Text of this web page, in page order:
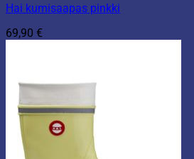
Hai kumisaapas pinkki
69,90 €